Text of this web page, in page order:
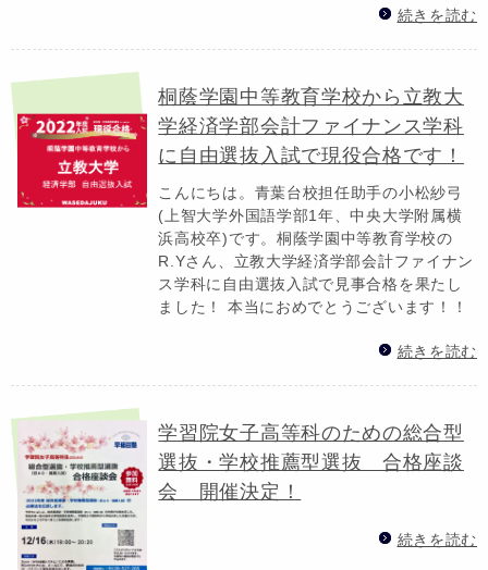
続きを読む
桐蔭学園中等教育学校から立教大
学経済学部会計ファイナンス学科
に自由選抜入試で現役合格です！
こんにちは。青葉台校担任助手の小松紗弓
(上智大学外国語学部1年、中央大学附属横
浜高校卒)です。桐蔭学園中等教育学校の
R.Yさん、立教大学経済学部会計ファイナン
ス学科に自由選抜入試で見事合格を果たし
ました！ 本当におめでとうございます！！
続きを読む
学習院女子高等科のための総合型
選抜・学校推薦型選抜 合格座談
会 開催決定！
続きを読む